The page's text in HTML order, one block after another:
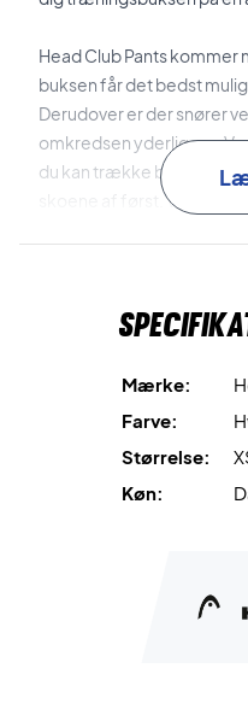
Head Club Pants kommer
buksen får det bedst
Derudover er der snører
omkredsen yderligere.
du kan trække bukserne
skoene af først. Ved
buksen. Denne teknologi
Skal du sikre dig et par
Materiale: 100%
Farve: hvid.
Mærke:
Farve:
Størrelse:
Køn: